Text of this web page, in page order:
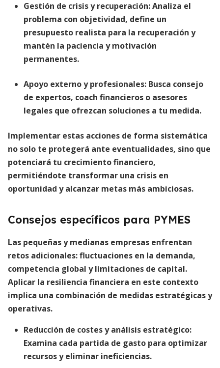
Gestión de crisis y recuperación:Analiza el
problema con objetividad, define un
presupuesto realista para la recuperación y
mantén la paciencia y motivación
permanentes.
Apoyo externo y profesionales: Busca consejo
de expertos, coach financieros o asesores
legales que ofrezcan soluciones a tu medida.
Implementar estas acciones de forma sistemática
no solo te protegerá ante eventualidades, sino que
potenciará tu crecimiento financiero,
permitiéndote transformar una crisis en
oportunidad y alcanzar metas más ambiciosas.
Consejos específicos para PYMES
Las pequeñas y medianas empresas enfrentan
retos adicionales: fluctuaciones en la demanda,
competencia global y limitaciones de capital.
Aplicar la resiliencia financiera en este contexto
implica una combinación de medidas estratégicas y
operativas.
Reducción de costes y análisis estratégico:
Examina cada partida de gasto para optimizar
recursos y eliminar ineficiencias.